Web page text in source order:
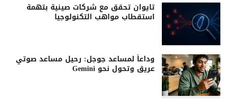
تايوان تحقق مع شركات صينية بتهمة
استقطاب مواهب التكنولوجيا
وداعاً لمساعد جوجل: رحيل مساعد صوتي
عريق وتحول نحو Gemini